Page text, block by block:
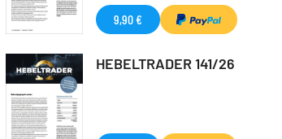
9,90 €
HEBELTRADER 141/26